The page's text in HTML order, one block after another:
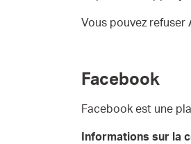
Vous pouvez refuser
Facebook
Facebook est une
Informations sur la